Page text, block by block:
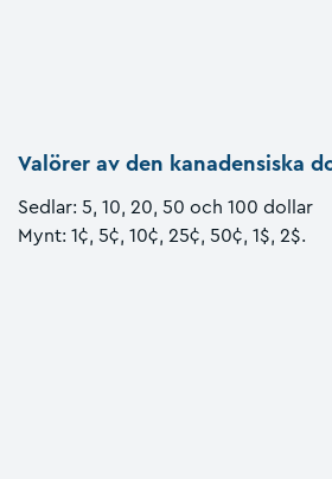
Valörer av den kanadensiska
Sedlar: 5, 10, 20, 50 och 100 dollar
Mynt: 1¢, 5¢, 10¢, 25¢, 50¢, 1$, 2$.